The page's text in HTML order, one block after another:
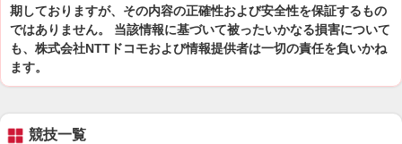
期しておりますが、その内容の正確性および安全性を保証するもの
ではありません。 当該情報に基づいて被ったいかなる損害について
も、株式会社NTTドコモおよび情報提供者は一切の責任を負いかね
ます。
競技一覧